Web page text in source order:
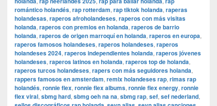
romántico holandés, rap rotterdam, rap tiktok holanda, raperas
holandesas, raperos afroholandeses, raperos con más visitas
holanda, raperos con premios en holanda, raperos de barrio
holanda, raperos de origen marroquí en holanda, raperos en europa,
raperos famosos holandeses, raperos holandeses, raperos
holandeses 2024, raperos independientes holanda, raperos jóvenes
holandeses, raperos latinos en holanda, raperos top de holanda,
raperos turcos holandeses, rapers con más seguidores holanda,
rappers famosos en amsterdam, remix holandeses rap, rimas rap
holandés, ronnie flex, ronnie flex albums, ronnie flex energy, ronnie
flex viral, sbmg hard, sbmg oeh na na, sbmg rap, sef, sef nederland,